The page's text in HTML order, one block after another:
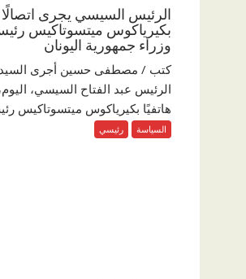
الرئيس السيسي يجرى اتصالًا
بكيرياكوس ميتسوتاكيس
وزراء جمهورية اليونان
كتب / مصطفى حسين أجرى السيد
الرئيس عبد الفتاح السيسي،
هاتفيًا بكيرياكوس ميتسوتاكيس
السياسة رئيسي